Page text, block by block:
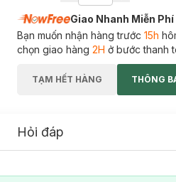
Giao Nhanh Miễn Phí
Bạn muốn nhận hàng trước 15h
chọn giao hàng 2H ở bước thanh
TẠM HẾT HÀNG THÔNG
Hỏi đáp